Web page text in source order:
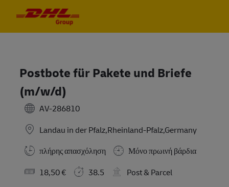
Postbote für Pakete und Briefe
(m/w/d)
AV-286810
Landau in der Pfalz,Rheinland-Pfalz,Germany
πλήρης απασχόληση
Μόνο πρωινή βάρδια
18,50 €
38.5
Post & Parcel